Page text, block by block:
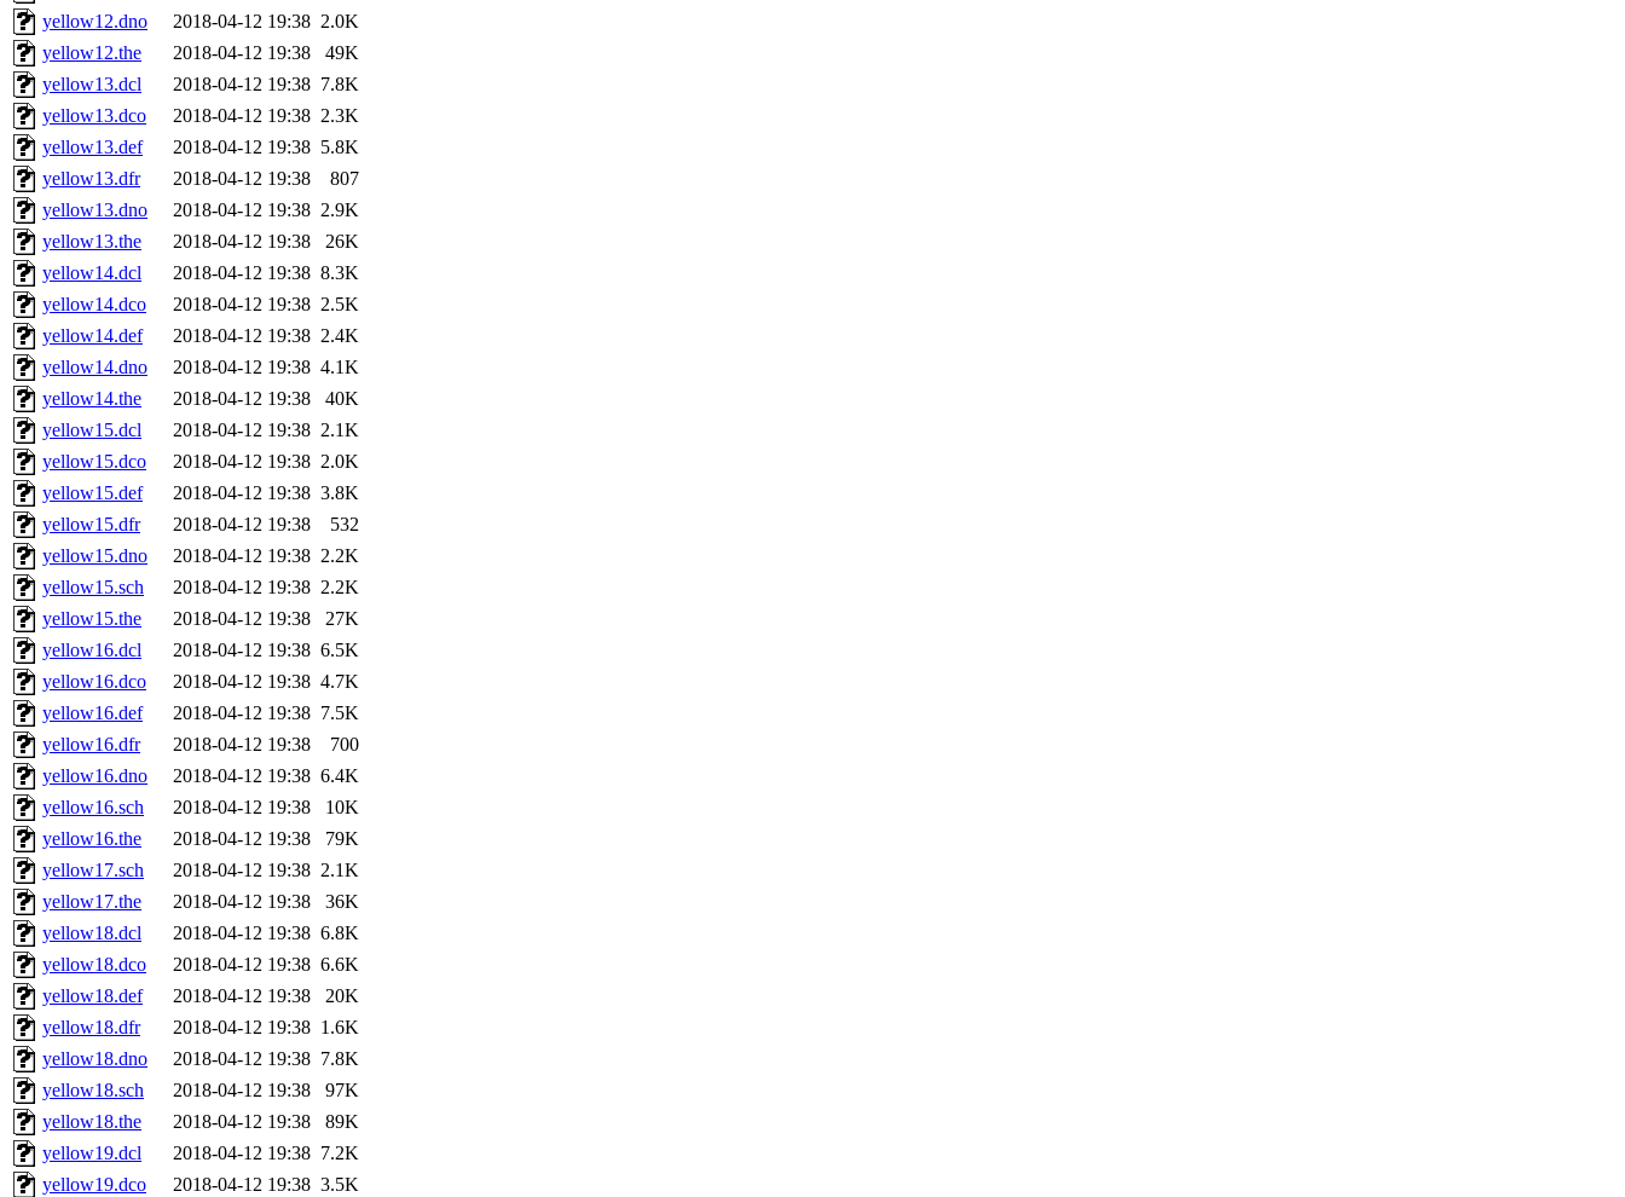
yellow12.dno
2018-04-12 19:38 2.0K
yellow12.the
2018-04-12 19:38
49K
yellow13.dcl
2018-04-12 19:38 7.8K
yellow13.dco
2018-04-12 19:38 2.3K
yellow13.def
2018-04-12 19:38 5.8K
yellow13.dfr
2018-04-12 19:38
807
yellow13.dno
2018-04-12 19:38 2.9K
yellow13.the
2018-04-12 19:38
26K
yellow14.dcl
2018-04-12 19:38 8.3K
yellow14.dco
2018-04-12 19:38 2.5K
yellow14.def
2018-04-12 19:38 2.4K
yellow14.dno
2018-04-12 19:38 4.1K
yellow14.the
2018-04-12 19:38
40K
yellow15.dcl
2018-04-12 19:38 2.1K
yellow15.dco
2018-04-12 19:38 2.0K
yellow15.def
2018-04-12 19:38 3.8K
yellow15.dfr
2018-04-12 19:38
532
yellow15.dno
2018-04-12 19:38 2.2K
yellow15.sch
2018-04-12 19:38 2.2K
yellow15.the
2018-04-12 19:38
27K
yellow16.dcl
2018-04-12 19:38 6.5K
yellow16.dco
2018-04-12 19:38 4.7K
yellow16.def
2018-04-12 19:38 7.5K
yellow16.dfr
2018-04-12 19:38
700
yellow16.dno
2018-04-12 19:38 6.4K
yellow16.sch
2018-04-12 19:38
10K
yellow16.the
2018-04-12 19:38
79K
yellow17.sch
2018-04-12 19:38 2.1K
yellow17.the
2018-04-12 19:38
36K
yellow18.dcl
2018-04-12 19:38 6.8K
yellow18.dco
2018-04-12 19:38 6.6K
yellow18.def
2018-04-12 19:38
20K
yellow18.dfr
2018-04-12 19:38 1.6K
yellow18.dno
2018-04-12 19:38 7.8K
yellow18.sch
2018-04-12 19:38
97K
yellow18.the
2018-04-12 19:38
89K
yellow19.dcl
2018-04-12 19:38 7.2K
yellow19.dco
2018-04-12 19:38 3.5K